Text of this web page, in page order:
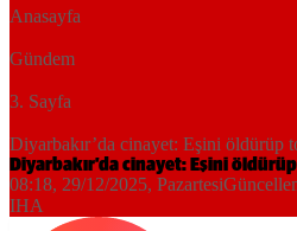
Anasayfa
Gündem
3. Sayfa
Diyarbakır’da cinayet: Eşini öldürüp
Diyarbakır’da cinayet: Eşini
08:18, 29/12/2025, Pazartesi
IHA